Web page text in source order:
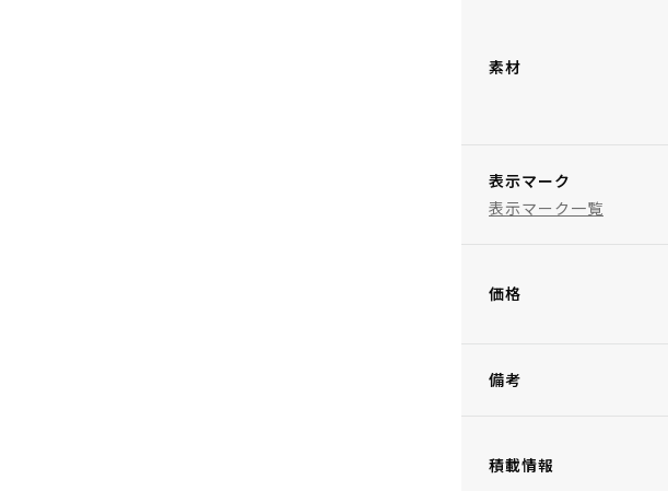
素材
表示マーク
表示マーク一覧
価格
備考
積載情報